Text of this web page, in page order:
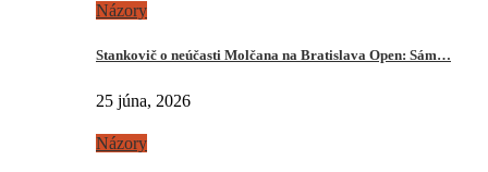
Názory
Stankovič o neúčasti Molčana na Bratislava Open: Sám…
25 júna, 2026
Názory